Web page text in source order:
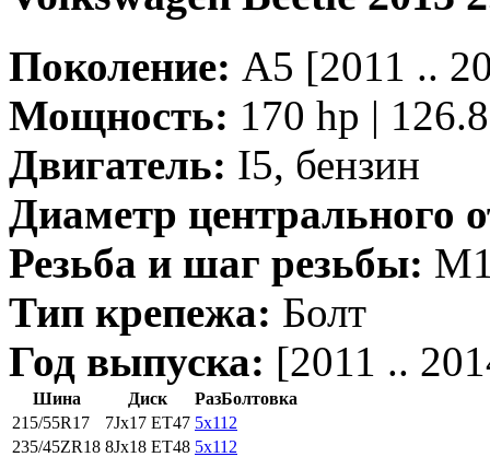
Поколение: A5 [2011 ..
Мощность: 170 hp |
Двигатель: I5, бензин
Диаметр центрального
Резьба и шаг резьбы:
Тип крепежа: Болт
Год выпуска: [2011 ..
Шина Диск
РазБолтовка
215/55R17
7Jx17 ET47 5x112
235/45ZR18 8Jx18 ET48 5x112